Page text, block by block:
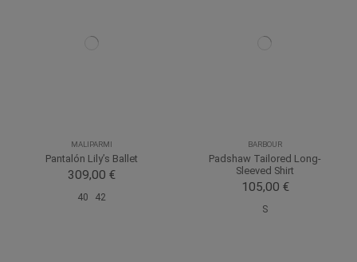
MALIPARMI
Pantalón Lily’s Ballet
309,00 €
40 42
BARBOUR
Padshaw Tailored Long-
Sleeved Shirt
105,00 €
S